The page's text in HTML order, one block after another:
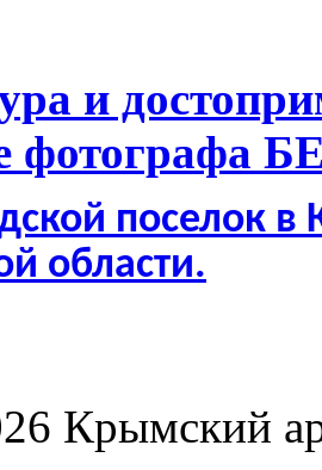
и
фотографа
поселок в
области.
Крымский